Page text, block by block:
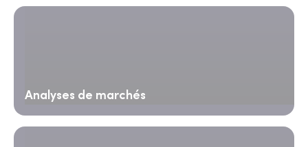
Analyses de marchés